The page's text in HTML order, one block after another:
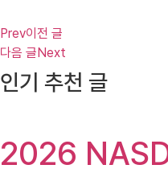
Prev이전 글
다음 글Next
인기 추천 글
2026